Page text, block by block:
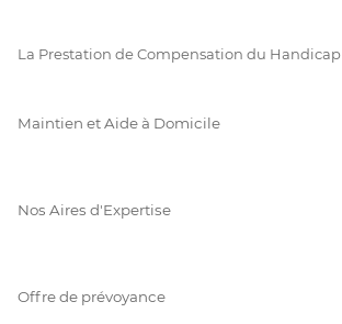
La Prestation de Compensation du Handicap
Maintien et Aide à Domicile
Nos Aires d'Expertise
Offre de prévoyance